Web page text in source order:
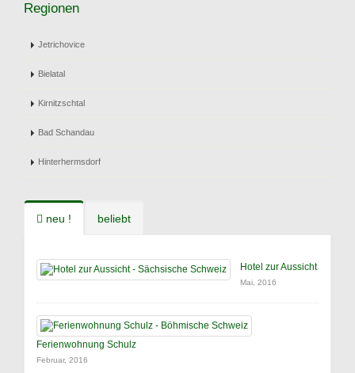
Regionen
Jetrichovice
Bielatal
Kirnitzschtal
Bad Schandau
Hinterhermsdorf
neu ! beliebt
Hotel zur Aussicht
Mai, 2016
Ferienwohnung Schulz
Februar, 2016